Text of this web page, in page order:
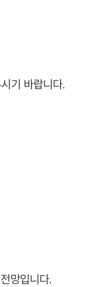
기 바랍니다.
망입니다.